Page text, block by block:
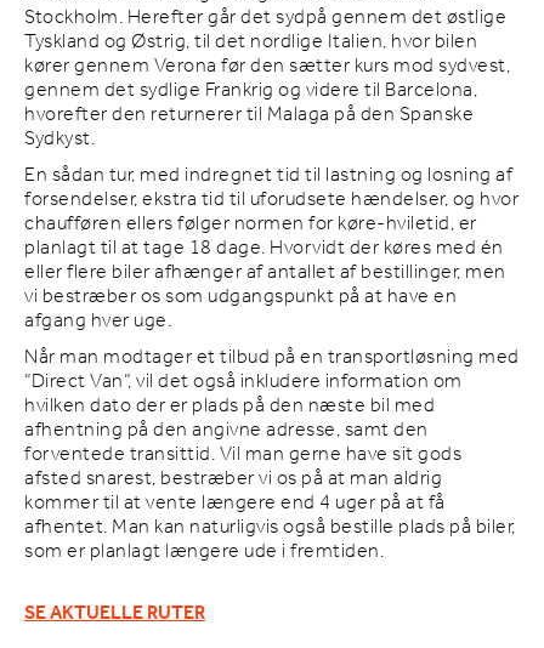
Stockholm. Herefter går det sydpå gennem det østlige
Tyskland og Østrig, til det nordlige Italien, hvor bilen
kører gennem Verona før den sætter kurs mod sydvest,
gennem det sydlige Frankrig og videre til Barcelona,
hvorefter den returnerer til Malaga på den Spanske
Sydkyst.
En sådan tur, med indregnet tid til lastning og losning af
forsendelser, ekstra tid til uforudsete hændelser, og hvor
chaufføren ellers følger normen for køre-hviletid, er
planlagt til at tage 18 dage. Hvorvidt der køres med én
eller flere biler afhænger af antallet af bestillinger, men
vi bestræber os som udgangspunkt på at have en
afgang hver uge.
Når man modtager et tilbud på en transportløsning med
”Direct Van”, vil det også inkludere information om
hvilken dato der er plads på den næste bil med
afhentning på den angivne adresse, samt den
forventede transittid. Vil man gerne have sit gods
afsted snarest, bestræber vi os på at man aldrig
kommer til at vente længere end 4 uger på at få
afhentet. Man kan naturligvis også bestille plads på biler,
som er planlagt længere ude i fremtiden.
SE AKTUELLE RUTER